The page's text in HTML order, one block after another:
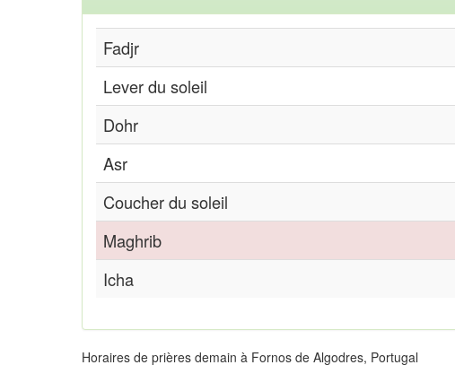
Fadjr
Lever du soleil
Dohr
Asr
Coucher du soleil
Maghrib
Icha
Horaires de prières demain à Fornos de Algodres, Portugal